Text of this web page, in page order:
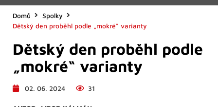
Domů
Spolky
Dětský den proběhl podle „mokré“ varianty
Dětský den proběhl podle
„mokré“ varianty
02. 06. 2024 31